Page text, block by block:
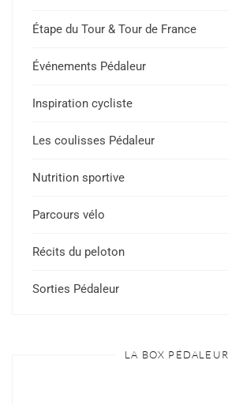
Étape du Tour & Tour de France
Événements Pédaleur
Inspiration cycliste
Les coulisses Pédaleur
Nutrition sportive
Parcours vélo
Récits du peloton
Sorties Pédaleur
LA BOX PÉDALEUR